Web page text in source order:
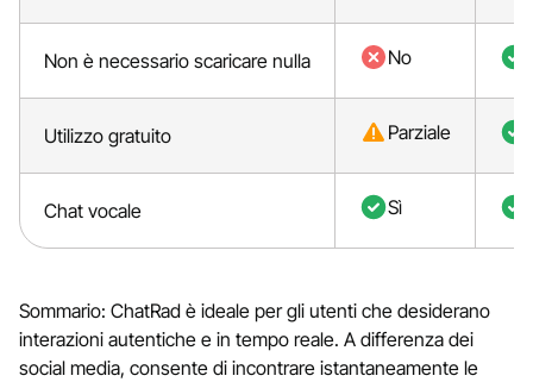
Non è necessario scaricare nulla No
Utilizzo gratuito Parziale
Chat vocale Sì
Sommario: ChatRad è ideale per gli utenti che desiderano
interazioni autentiche e in tempo reale. A differenza dei
social media, consente di incontrare istantaneamente le